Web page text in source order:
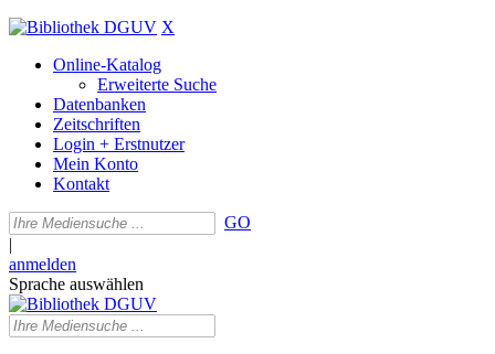
X
Online-Katalog
Erweiterte Suche
Datenbanken
Zeitschriften
Login + Erstnutzer
Mein Konto
Kontakt
GO
|
anmelden
Sprache auswählen